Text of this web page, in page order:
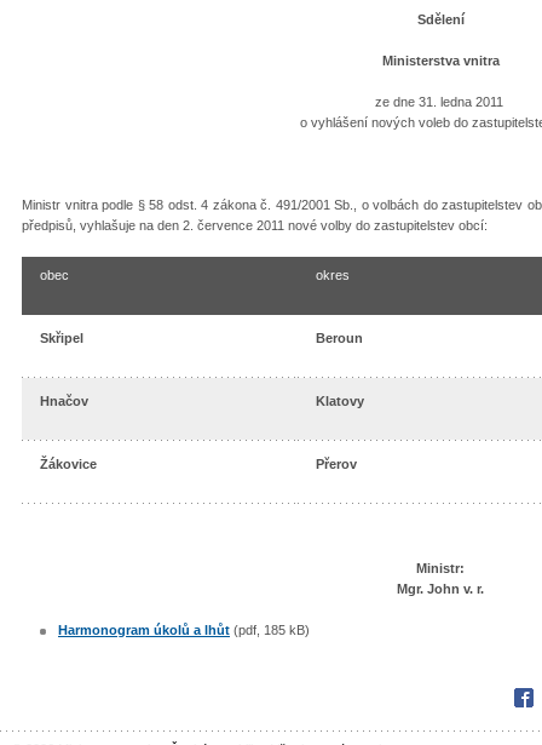
Sdělení
Ministerstva vnitra
ze dne 31. ledna 2011
o vyhlášení nových voleb do
Ministr vnitra podle § 58 odst. 4 zákona č. 491/2001 Sb., o volbách do zastupitelstev
předpisů, vyhlašuje na den 2. července 2011 nové volby do zastupitelstev obcí:
obec okres
Skřipel Beroun
Hnačov Klatovy
Žákovice Přerov
Ministr:
Mgr. John v. r.
Harmonogram úkolů a lhůt (pdf, 185 kB)